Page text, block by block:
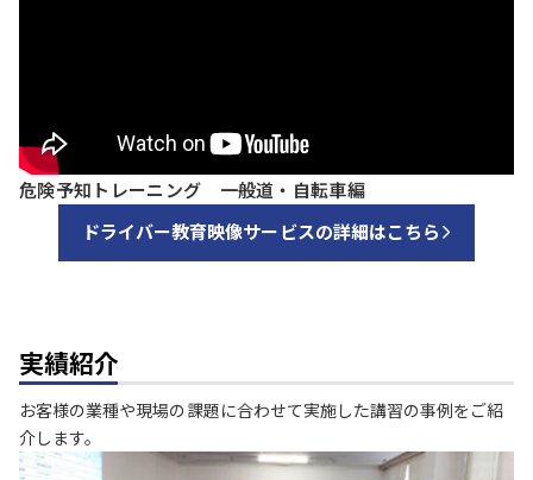
危険予知トレーニング 一般道・自転車編
ドライバー教育映像サービスの詳細はこちら
実績紹介
お客様の業種や現場の課題に合わせて実施した講習の事例をご紹
介します。